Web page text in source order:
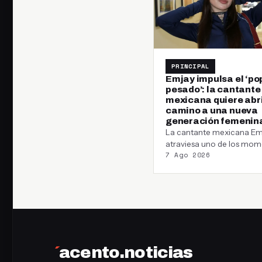
PRINCIPAL
Emjay impulsa el
pesado’: la cantante
mexicana quiere
camino a una nueva
generación
La cantante mexicana
atraviesa uno de los
más importantes de su
7 Ago 2026
´acento.noticias